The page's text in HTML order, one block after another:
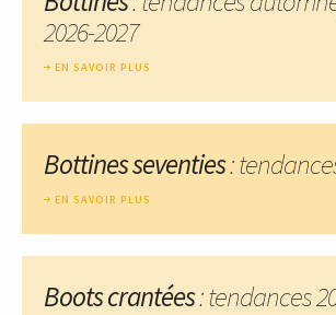
2026-2027
EN SAVOIR PLUS
Bottines seventies:
EN SAVOIR PLUS
Boots crantées: tendances